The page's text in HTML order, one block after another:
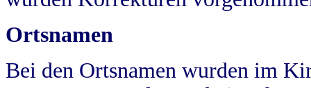
Ortsnamen
Bei den Ortsnamen wurden im